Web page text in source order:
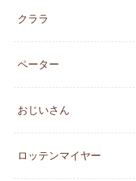
クララ
ペーター
おじいさん
ロッテンマイヤー